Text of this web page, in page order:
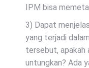
IPM bisa
3) Dapat
yang terjadi
tersebut, apakah
untungkan? Ada